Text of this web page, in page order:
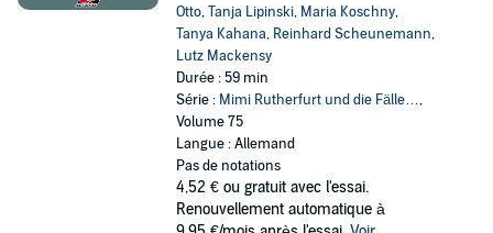
Otto,Tanja Lipinski, Maria Koschny,
Tanya Kahana, Reinhard Scheunemann,
Lutz Mackensy
Durée : 59 min
Série : Mimi Rutherfurt und die Fälle…,
Volume 75
Langue : Allemand
Pas de notations
4,52 € ou gratuit avec l'essai.
Renouvellement automatique à